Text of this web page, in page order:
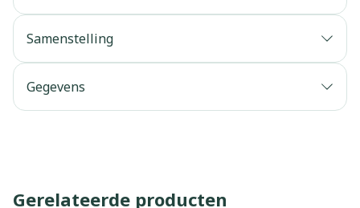
Samenstelling
Gegevens
Gerelateerde producten